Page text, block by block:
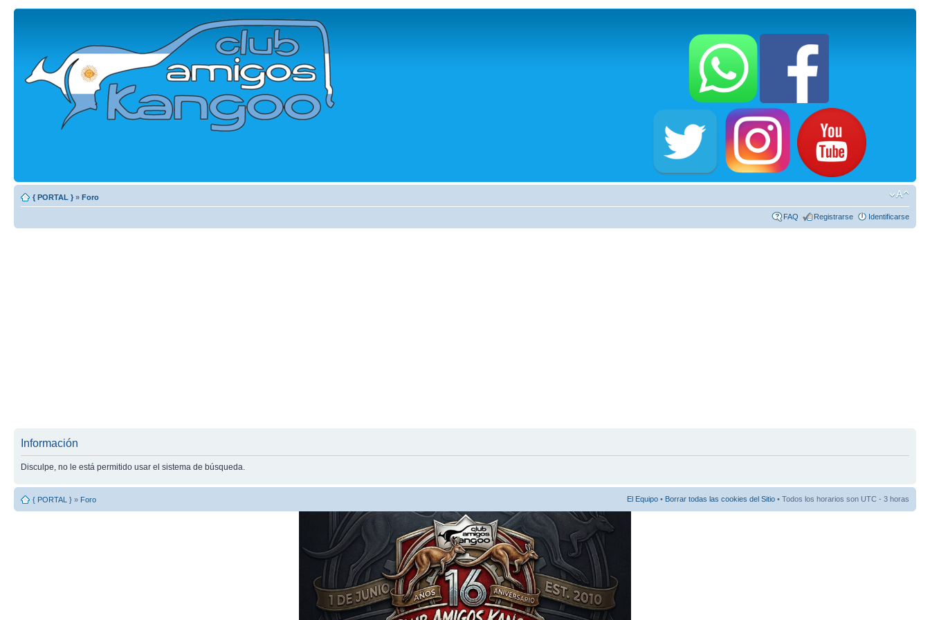
{ PORTAL } » Foro
FAQ Registrarse Identificarse
Información
Disculpe, no le está permitido usar el sistema de búsqueda.
{ PORTAL } » Foro El Equipo • Borrar todas las cookies del Sitio • Todos los horarios son UTC - 3 horas